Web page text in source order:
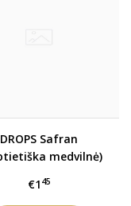
DROPS Safran
medvilnė)
€1 45